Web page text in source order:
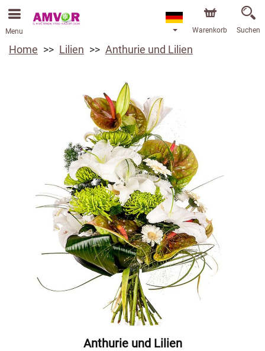
Menu Warenkorb Suchen
Home Lilien Anthurie und Lilien
Anthurie und Lilien